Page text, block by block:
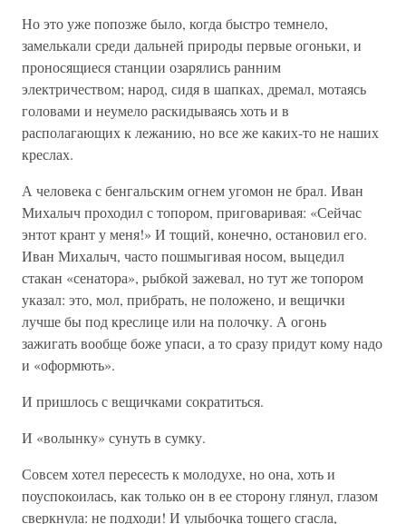
Но это уже попозже было, когда быстро темнело,
замелькали среди дальней природы первые огоньки, и
проносящиеся станции озарялись ранним
электричеством; народ, сидя в шапках, дремал, мотаясь
головами и неумело раскидываясь хоть и в
располагающих к лежанию, но все же каких-то не наших
креслах.
А человека с бенгальским огнем угомон не брал. Иван
Михалыч проходил с топором, приговаривая: «Сейчас
энтот крант у меня!» И тощий, конечно, остановил его.
Иван Михалыч, часто пошмыгивая носом, выцедил
стакан «сенатора», рыбкой зажевал, но тут же топором
указал: это, мол, прибрать, не положено, и вещички
лучше бы под креслице или на полочку. А огонь
зажигать вообще боже упаси, а то сразу придут кому надо
и «оформють».
И пришлось с вещичками сократиться.
И «волынку» сунуть в сумку.
Совсем хотел пересесть к молодухе, но она, хоть и
поуспокоилась, как только он в ее сторону глянул, глазом
сверкнула: не подходи! И улыбочка тощего сгасла,